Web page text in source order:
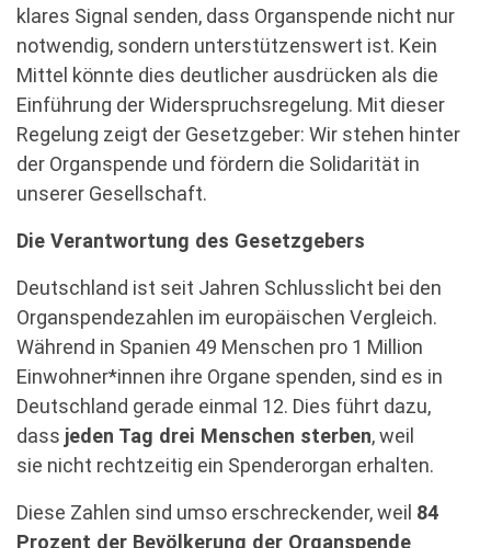
klares Signal senden, dass Organspende nicht nur
notwendig, sondern unterstützenswert ist. Kein
Mittel könnte dies deutlicher ausdrücken als die
Einführung der Widerspruchsregelung. Mit dieser
Regelung zeigt der Gesetzgeber: Wir stehen hinter
der Organspende und fördern die Solidarität in
unserer Gesellschaft.
Die Verantwortung des Gesetzgebers
Deutschland ist seit Jahren Schlusslicht bei den
Organspendezahlen im europäischen Vergleich.
Während in Spanien 49 Menschen pro 1 Million
Einwohner*innen ihre Organe spenden, sind es in
Deutschland gerade einmal 12. Dies führt dazu,
dass jeden Tag drei Menschen sterben, weil
sie nicht rechtzeitig ein Spenderorgan erhalten.
Diese Zahlen sind umso erschreckender, weil 84
Prozent der Bevölkerung der Organspende